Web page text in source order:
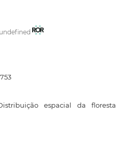
espacial da floresta